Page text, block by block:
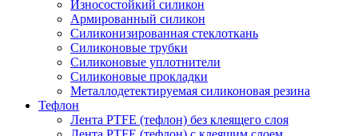
Износостойкий силикон
Армированный силикон
Силиконизированная стеклоткань
Силиконовые трубки
Силиконовые уплотнители
Силиконовые прокладки
Металлодетектируемая силиконовая резина
Тефлон
Лента PTFE (тефлон) без клеящего слоя